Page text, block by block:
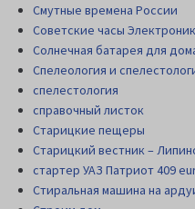
Смутные времена России
Советские часы
Солнечная батарея для
Спелеология и
спелестология
справочный листок
Старицкие пещеры
Старицкий вестник –
стартер УАЗ Патриот 409
Стиральная машина на